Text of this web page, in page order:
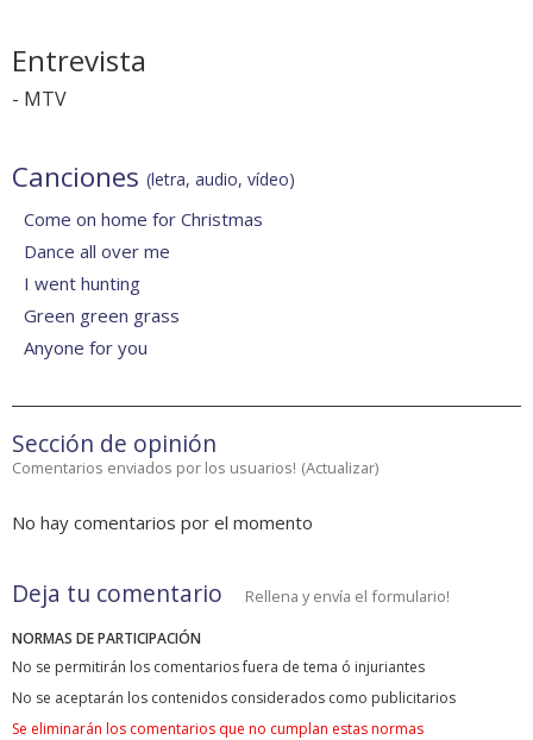
Entrevista
- MTV
Canciones (letra, audio, vídeo)
Come on home for Christmas
Dance all over me
I went hunting
Green green grass
Anyone for you
Sección de opinión
Comentarios enviados por los usuarios! (Actualizar)
No hay comentarios por el momento
Deja tu comentario Rellena y envía el formulario!
NORMAS DE PARTICIPACIÓN
No se permitirán los comentarios fuera de tema ó injuriantes
No se aceptarán los contenidos considerados como publicitarios
Se eliminarán los comentarios que no cumplan estas normas